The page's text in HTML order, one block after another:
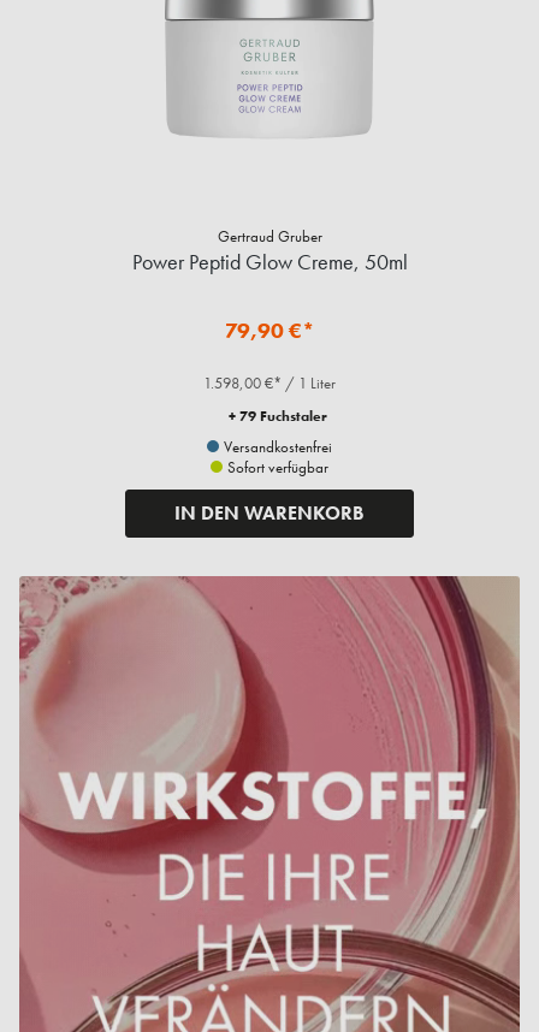
Gertraud Gruber
Power Peptid Glow Creme, 50ml
79,90 €*
1.598,00 €* / 1 Liter
+ 79 Fuchstaler
Versandkostenfrei
Sofort verfügbar
IN DEN WARENKORB